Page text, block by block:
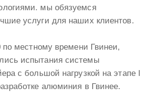
мы обязуемся
услуги для наших клиентов.
по местному времени Гвинеи,
испытания системы
с большой нагрузкой на этапе I
алюминия в Гвинее.